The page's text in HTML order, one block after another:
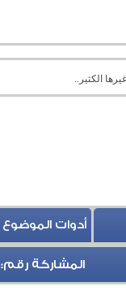
الكثير..
أدوات الموضوع
المشاركة رقم: